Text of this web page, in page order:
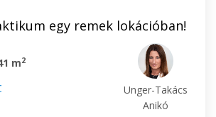
egy remek lokációban!
m2
Unger-Takács
Anikó